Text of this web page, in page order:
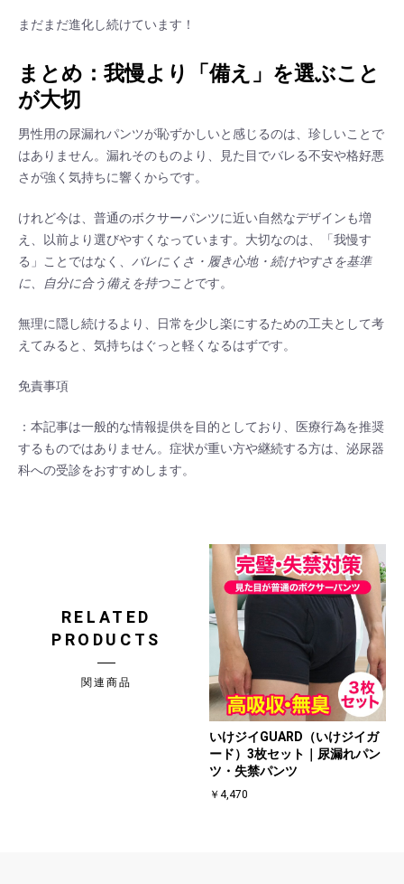
まだまだ進化し続けています！
まとめ：我慢より「備え」を選ぶこと
が大切
男性用の尿漏れパンツが恥ずかしいと感じるのは、珍しいことで
はありません。漏れそのものより、見た目でバレる不安や格好悪
さが強く気持ちに響くからです。
けれど今は、普通のボクサーパンツに近い自然なデザインも増
え、以前より選びやすくなっています。大切なのは、「我慢す
る」ことではなく、 バレにくさ・履き心地・続けやすさを基準
に、自分に合う備えを持つことです。
無理に隠し続けるより、日常を少し楽にするための工夫として考
えてみると、気持ちはぐっと軽くなるはずです。
免責事項
：本記事は一般的な情報提供を目的としており、医療行為を推奨
するものではありません。症状が重い方や継続する方は、泌尿器
科への受診をおすすめします。
RELATED
PRODUCTS
関連商品
いけジイGUARD（いけジイガ
ード）3枚セット｜尿漏れパン
ツ・失禁パンツ
￥4,470